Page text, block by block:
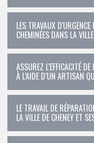
LES TRAVAUX
CHEMINÉES DANS LA
ASSUREZ L’EFFICACITÉ
À L’AIDE D’UN ARTISAN
LE TRAVAIL DE
LA VILLE DE CHENEY ET